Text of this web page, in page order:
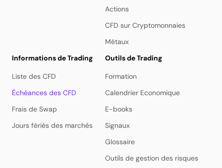
Actions
CFD sur Cryptomonnaies
Métaux
Informations de Trading
Liste des CFD
Échéances des CFD
Frais de Swap
Jours fériés des marchés
Outils de Trading
Formation
Calendrier Economique
E-books
Signaux
Glossaire
Outils de gestion des risques